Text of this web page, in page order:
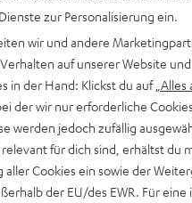
zur Personalisierung ein.
wir und andere
auf unserer Website
in der Hand: Klickst du auf
der wir nur erforderliche
werden jedoch zufällig
für dich sind, erhältst du
aller Cookies ein sowie der
der EU/des EWR. Für